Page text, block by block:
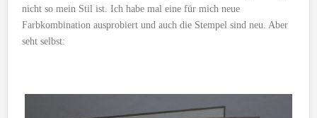
nicht so mein Stil ist. Ich habe mal eine für mich neue
Farbkombination ausprobiert und auch die Stempel sind neu. Aber
seht selbst: